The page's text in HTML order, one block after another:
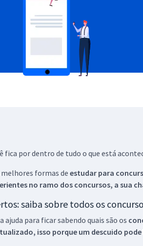
fica por dentro de tudo o que está
melhores formas de estudar para
no ramo dos concursos, a sua
saiba sobre todos os
ajuda para ficar sabendo quais são os
isso porque um descuido